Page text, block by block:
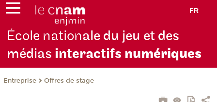
FR
École nationale du jeu et des
médias interactifs numériques
Entreprise Offres de stage